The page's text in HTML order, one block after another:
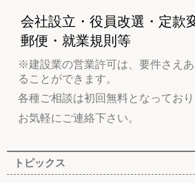
会社設立・役員改選・定款
郵便・就業規則等
※建設業の営業許可は、要件さえ
ることができます。
各種ご相談は初回無料となっており
お気軽にご連絡下さい。
トピックス